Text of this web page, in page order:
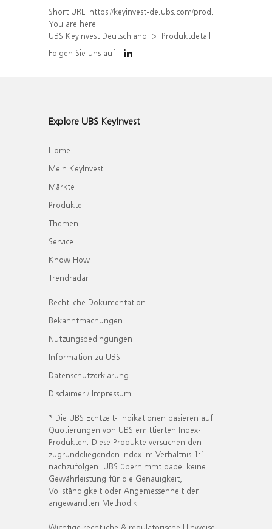
Short URL: https://keyinvest-de.ubs.com/produkt/detail/index/isin/DE000WA733Y9
You are here:
UBS KeyInvest Deutschland
Produktdetail
Folgen Sie uns auf
Explore UBS KeyInvest
Home
Mein KeyInvest
Märkte
Produkte
Themen
Service
Know How
Trendradar
Rechtliche Dokumentation
Bekanntmachungen
Nutzungsbedingungen
Information zu UBS
Datenschutzerklärung
Disclaimer / Impressum
* Die UBS Echtzeit- Indikationen basieren auf
Quotierungen von UBS emittierten Index-
Produkten. Diese Produkte versuchen den
zugrundeliegenden Index im Verhältnis 1:1
nachzufolgen. UBS übernimmt dabei keine
Gewährleistung für die Genauigkeit,
Vollständigkeit oder Angemessenheit der
angewandten Methodik.